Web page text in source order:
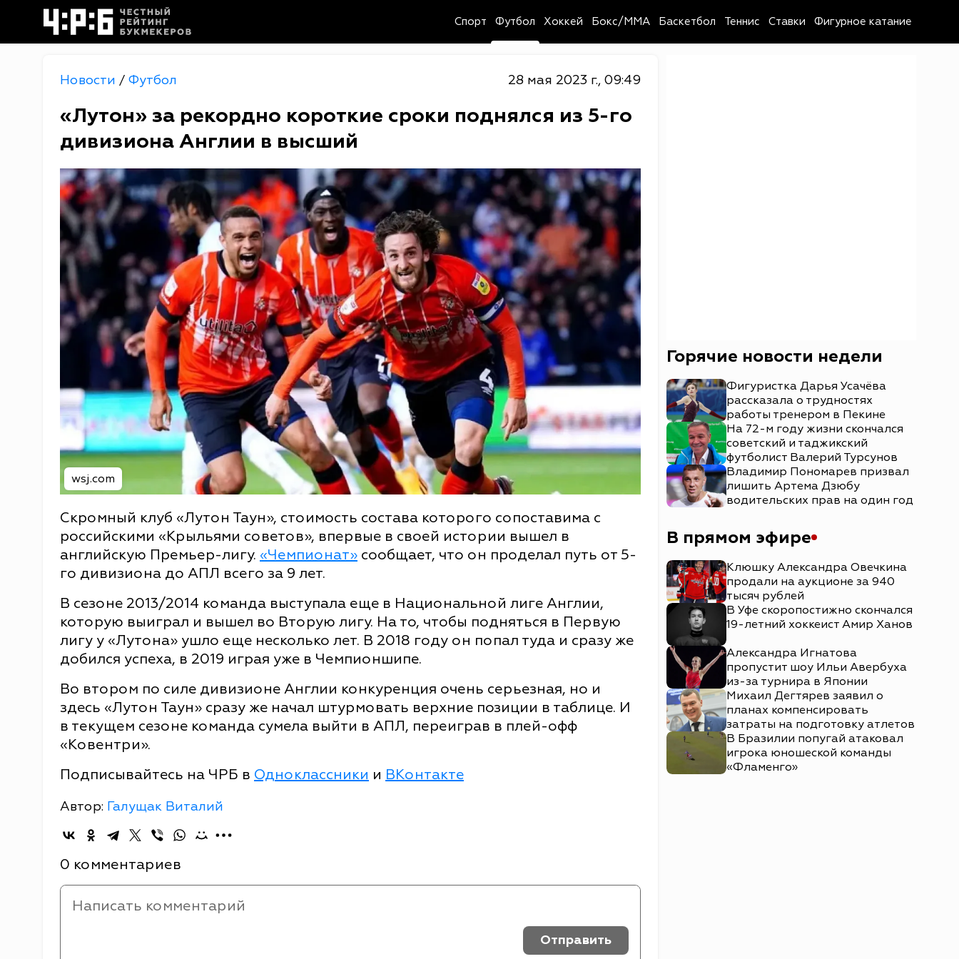
Спорт Футбол Хоккей Бокс/MMA Баскетбол Теннис Ставки Фигурное катание
Новости / Футбол 28 мая 2023 г., 09:49
«Лутон» за рекордно короткие сроки поднялся из 5-го
дивизиона Англии в высший
wsj.com
Скромный клуб «Лутон Таун», стоимость состава которого сопоставима с
российскими «Крыльями советов», впервые в своей истории вышел в
английскую Премьер-лигу. «Чемпионат» сообщает, что он проделал путь от 5-
го дивизиона до АПЛ всего за 9 лет.
В сезоне 2013/2014 команда выступала еще в Национальной лиге Англии,
которую выиграл и вышел во Вторую лигу. На то, чтобы подняться в Первую
лигу у «Лутона» ушло еще несколько лет. В 2018 году он попал туда и сразу же
добился успеха, в 2019 играя уже в Чемпионшипе.
Во втором по силе дивизионе Англии конкуренция очень серьезная, но и
здесь «Лутон Таун» сразу же начал штурмовать верхние позиции в таблице. И
в текущем сезоне команда сумела выйти в АПЛ, переиграв в плей-офф
«Ковентри».
Подписывайтесь на ЧРБ в Одноклассники и ВКонтакте
Автор: Галущак Виталий
0 комментариев
Отправить
Горячие новости недели
Фигуристка Дарья Усачёва
рассказала о трудностях
работы тренером в Пекине
На 72-м году жизни скончался
советский и таджикский
футболист Валерий Турсунов
Владимир Пономарев призвал
лишить Артема Дзюбу
водительских прав на один год
В прямом эфире
Клюшку Александра Овечкина
продали на аукционе за 940
тысяч рублей
В Уфе скоропостижно скончался
19-летний хоккеист Амир Ханов
Александра Игнатова
пропустит шоу Ильи Авербуха
из-за турнира в Японии
Михаил Дегтярев заявил о
планах компенсировать
затраты на подготовку атлетов
В Бразилии попугай атаковал
игрока юношеской команды
«Фламенго»